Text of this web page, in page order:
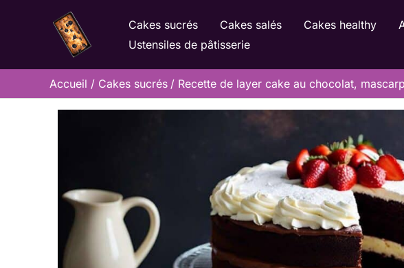
Cakes sucrés Cakes salés Cakes healthy
Ustensiles de pâtisserie
Accueil Cakes sucrés Recette de layer cake au chocolat,